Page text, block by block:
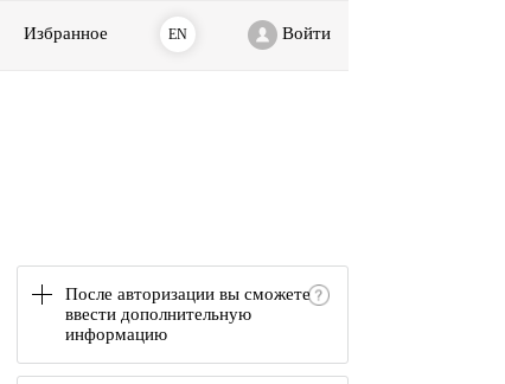
Избранное EN Войти
После авторизации вы сможете
ввести дополнительную
информацию